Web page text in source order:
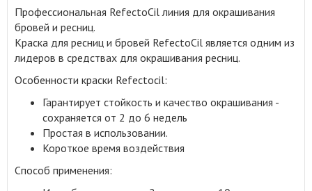
Профессиональная RefectoCil линия для окрашивания
бровей и ресниц.
Краска для ресниц и бровей RefectoCil является одним из
лидеров в средствах для окрашивания ресниц.
Особенности краски Refectocil:
Гарантирует стойкость и качество окрашивания -
сохраняется от 2 до 6 недель
Простая в использовании.
Короткое время воздействия
Способ применения: